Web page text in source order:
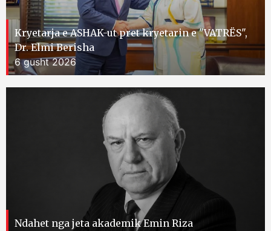
Kryetarja e ASHAK-ut pret kryetarin e "VATRËS",
Dr. Elmi Berisha
6 gusht 2026
Ndahet nga jeta akademik Emin Riza